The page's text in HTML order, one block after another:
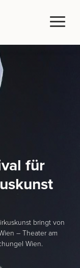
für
bringt von
– Theater am
Wien.